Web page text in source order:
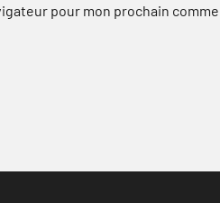
pour mon prochain